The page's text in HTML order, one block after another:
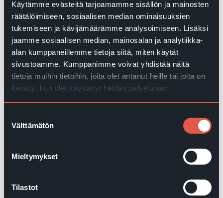
Käytämme evästeitä tarjoamamme sisällön ja mainosten
räätälöimiseen, sosiaalisen median ominaisuuksien
tukemiseen ja kävijämäärämme analysoimiseen. Lisäksi
jaamme sosiaalisen median, mainosalan ja analytiikka-
alan kumppaneillemme tietoja siitä, miten käytät
sivustoamme. Kumppanimme voivat yhdistää näitä
tietoja muihin tietoihin, joita olet antanut heille tai joita on
kerätty, kun olet käyttänyt heidän palvelujaan.
valinta
Välttämätön
Mieltymykset
Tilastot
Hyödyt kotimaisesta
asiantuntemuksesta
Suomessa, jolloin asiantuntijamme tuntevat
paikalliset tarpeet ja saat palvelua aina omalla